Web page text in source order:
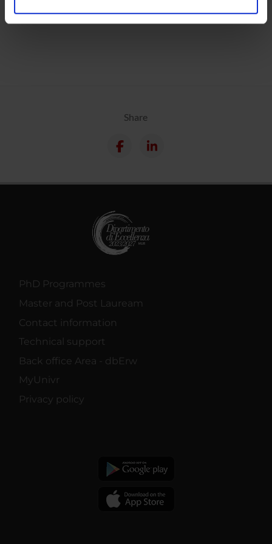
analizzare il nostro traffico. Condividiamo inoltre
Calendar
Share
PhD Programmes
Master and Post Lauream
Contact information
Technical support
Back office Area - dbErw
MyUnivr
Privacy policy